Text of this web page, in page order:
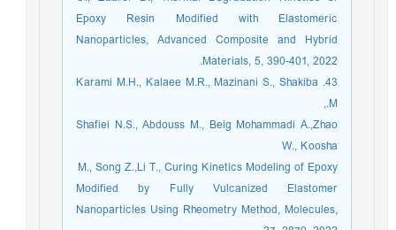
Epoxy Resin Modified with Elastomeric
Nanoparticles, Advanced Composite and Hybrid
Materials, 5, 390-401, 2022.
43. Karami M.H., Kalaee M.R., Mazinani S., Shakiba
M.,
Shafiei N.S., Abdouss M., Beig Mohammadi A.,Zhao
W., Koosha
M., Song Z.,Li T., Curing Kinetics Modeling of Epoxy
Modified by Fully Vulcanized Elastomer
Nanoparticles Using Rheometry Method, Molecules,